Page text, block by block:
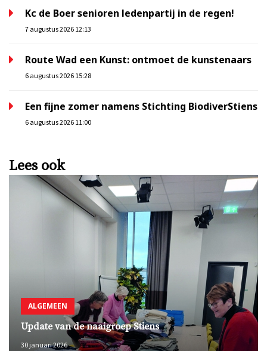
Kc de Boer senioren ledenpartij in de regen!
7 augustus 2026 12:13
Route Wad een Kunst: ontmoet de kunstenaars
6 augustus 2026 15:28
Een fijne zomer namens Stichting BiodiverStiens
6 augustus 2026 11:00
Lees ook
ALGEMEEN
Update van de naaigroep Stiens
30 januari 2026